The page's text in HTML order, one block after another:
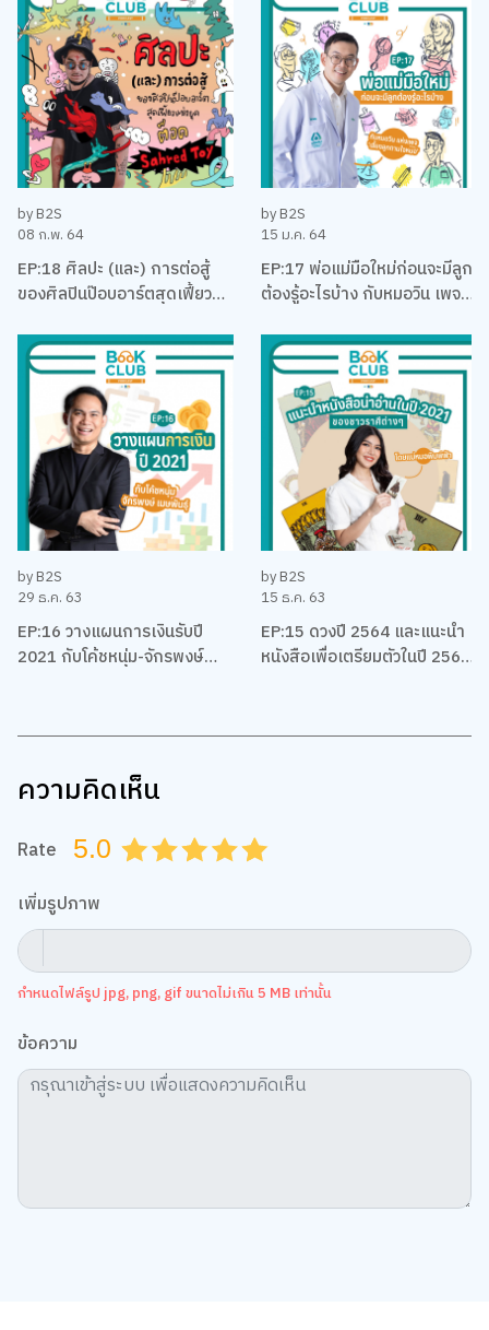
by B2S
08 ก.พ. 64
EP:18 ศิลปะ (และ) การต่อสู้
ของศิลปินป๊อบอาร์ตสุดเฟี้ยว
by B2S
15 ม.ค. 64
EP:17 พ่อแม่มือใหม่ก่อนจะมีลูก
ต้องรู้อะไรบ้าง กับหมอวิน เพจ
by B2S
29 ธ.ค. 63
EP:16 วางแผนการเงินรับปี
2021 กับโค้ชหนุ่ม-จักรพงษ์
by B2S
15 ธ.ค. 63
EP:15 ดวงปี 2564 และแนะนำ
หนังสือเพื่อเตรียมตัวในปี 2564
ความคิดเห็น
Rate 5.0 4.5
4.0
3.5
3.0
2.5
2.0
1.5
1.0
0.5
เพิ่มรูปภาพ
กำหนดไฟล์รูป jpg, png, gif ขนาดไม่เกิน 5 MB เท่านั้น
ข้อความ